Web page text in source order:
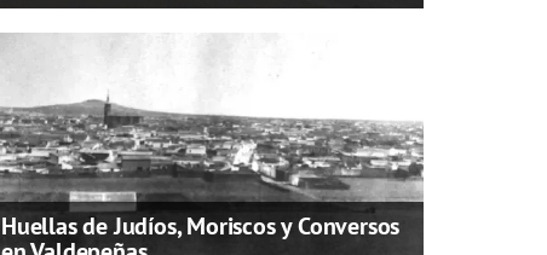
Huellas de Judíos, Moriscos y Conversos